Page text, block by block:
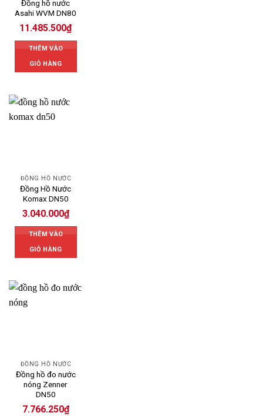
Đồng hồ nước
Asahi WVM DN80
11.485.500₫
THÊM VÀO
GIỎ HÀNG
ĐỒNG HỒ NƯỚC
Đồng Hồ Nước
Komax DN50
3.040.000₫
THÊM VÀO
GIỎ HÀNG
ĐỒNG HỒ NƯỚC
Đồng hồ đo nước
nóng Zenner
DN50
7.766.250₫